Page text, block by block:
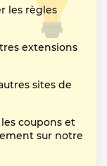
les règles
extensions
sites de
coupons et
sur notre